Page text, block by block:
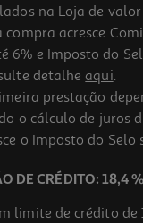
na Loja de
acresce
6% e Imposto do
detalhe aqui.
prestação
o cálculo de juros
o Imposto do
DE CRÉDITO: 18,4 %
limite de crédito de